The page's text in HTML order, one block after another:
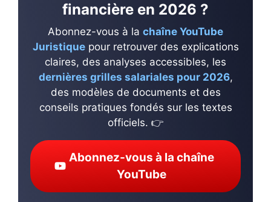
financière en 2026 ?
Abonnez-vous à la chaîne YouTube
Juristiquepour retrouver des explications
claires, des analyses accessibles, les
dernières grilles salariales pour 2026,
des modèles de documents et des
conseils pratiques fondés sur les textes
officiels. 👉
Abonnez-vous à la chaîne
YouTube